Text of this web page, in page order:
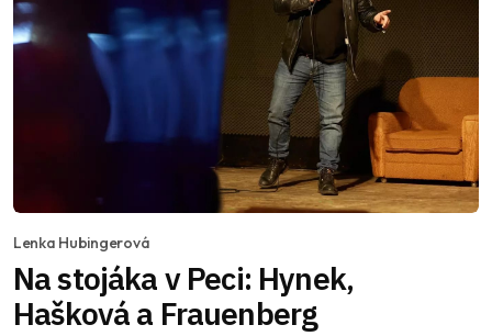
Lenka Hubingerová
Na stojáka v Peci: Hynek,
Hašková a Frauenberg